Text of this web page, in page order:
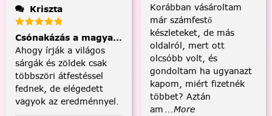
Kriszta
Csónakázás a magyar tengeren
Ahogy írják a világos
sárgák és zöldek csak
többszöri átfestéssel
fednek, de elégedett
vagyok az eredménnyel.
Korábban vásároltam
már számfestő
készleteket, de más
oldalról, mert ott
olcsóbb volt, és
gondoltam ha ugyanazt
kapom, miért fizetnék
többet? Aztán
am ...More